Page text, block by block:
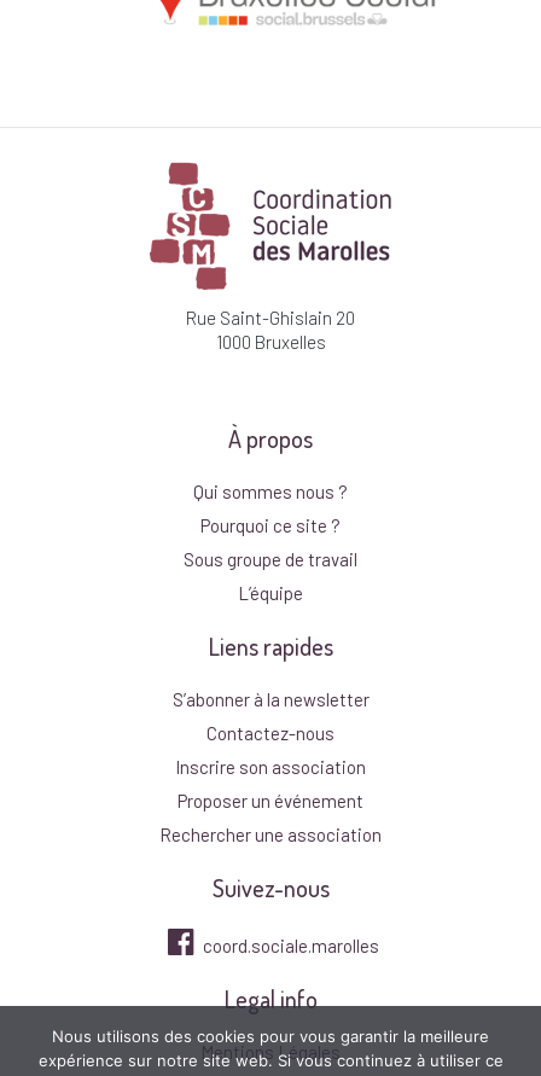
Rue Saint-Ghislain 20
1000 Bruxelles
À propos
Qui sommes nous ?
Pourquoi ce site ?
Sous groupe de travail
L’équipe
Liens rapides
S’abonner à la newsletter
Contactez-nous
Inscrire son association
Proposer un événement
Rechercher une association
Suivez-nous
coord.sociale.marolles
Legal info
Mentions Légales
Nous utilisons des cookies pour vous garantir la meilleure
expérience sur notre site web. Si vous continuez à utiliser ce